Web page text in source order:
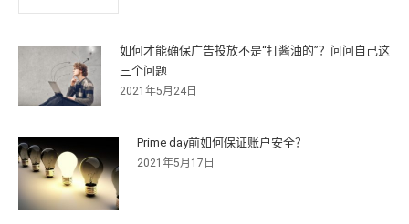
如何才能确保广告投放不是“打酱油的”？问问自己这
三个问题
2021年5月24日
Prime day前如何保证账户安全？
2021年5月17日